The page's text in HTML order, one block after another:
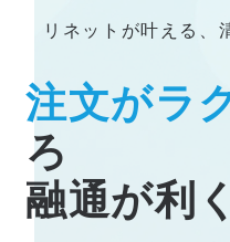
リネットが叶える、
注文がラ
ろ
融通が利